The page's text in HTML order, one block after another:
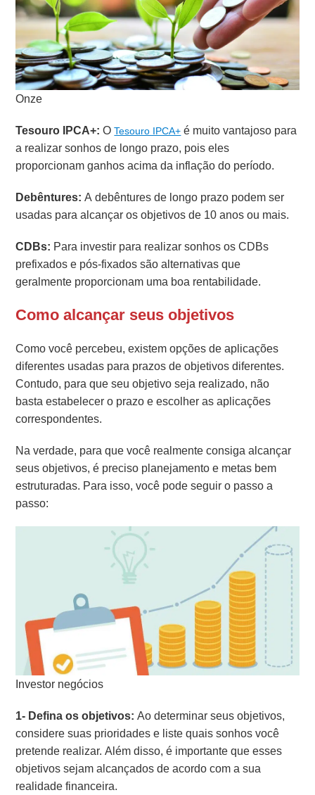
Onze
Tesouro IPCA+: OTesouro IPCA+ é muito vantajoso para
a realizar sonhos de longo prazo, pois eles
proporcionam ganhos acima da inflação do período.
Debêntures: A debêntures de longo prazo podem ser
usadas para alcançar os objetivos de 10 anos ou mais.
CDBs: Para investir para realizar sonhos os CDBs
prefixados e pós-fixados são alternativas que
geralmente proporcionam uma boa rentabilidade.
Como alcançar seus objetivos
Como você percebeu, existem opções de aplicações
diferentes usadas para prazos de objetivos diferentes.
Contudo, para que seu objetivo seja realizado, não
basta estabelecer o prazo e escolher as aplicações
correspondentes.
Na verdade, para que você realmente consiga alcançar
seus objetivos, é preciso planejamento e metas bem
estruturadas. Para isso, você pode seguir o passo a
passo:
Investor negócios
1- Defina os objetivos:Ao determinar seus objetivos,
considere suas prioridades e liste quais sonhos você
pretende realizar. Além disso, é importante que esses
objetivos sejam alcançados de acordo com a sua
realidade financeira.